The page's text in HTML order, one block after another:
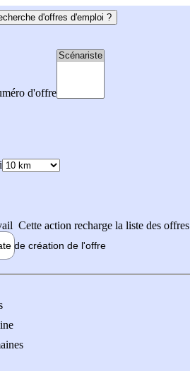
d'offres d'emploi ?
d'offre
Cette action recharge la liste des offres
de création de l'offre